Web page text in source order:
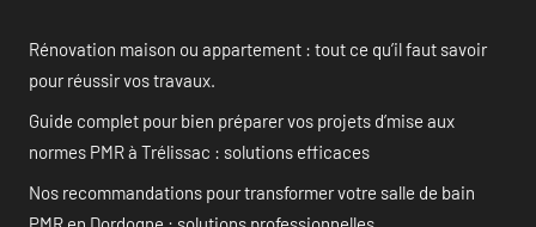
Rénovation maison ou appartement : tout ce qu’il faut savoir
pour réussir vos travaux.
Guide complet pour bien préparer vos projets d’mise aux
normes PMR à Trélissac : solutions efficaces
Nos recommandations pour transformer votre salle de bain